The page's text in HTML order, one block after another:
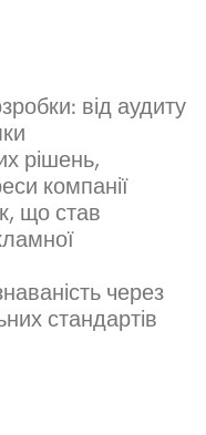
від аудиту
рішень,
компанії
що став
через
стандартів